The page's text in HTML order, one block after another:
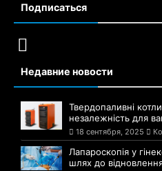
Подписаться
Недавние новости
Твердопаливні
незалежність для
18 сентября, 2025
Лапароскопія у
шлях до